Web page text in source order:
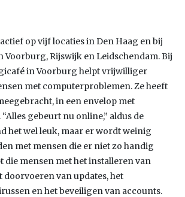
op vijf locaties in Den Haag en bij
Voorburg, Rijswijk en Leidschendam. Bij
in Voorburg helpt vrijwilliger
met computerproblemen. Ze heeft
in een envelop met
gebeurt nu online,” aldus de
het wel leuk, maar er wordt weinig
met mensen die er niet zo handig
die mensen met het installeren van
doorvoeren van updates, het
en het beveiligen van accounts.